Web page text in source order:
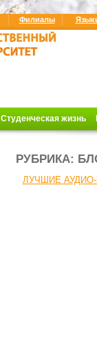
Филиалы
Студенческая жизнь
РУБРИКА:
ЛУЧШИЕ